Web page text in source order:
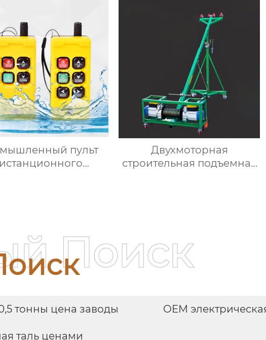
пульт
Двухмоторная
строительная подъемная
Поиск
тонны цена заводы OEM
таль ценами